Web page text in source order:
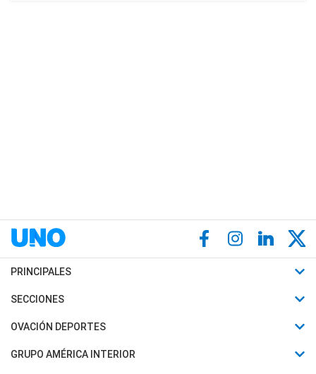
PRINCIPALES
Últimas Noticias
Política
SECCIONES
Horóscopo
Motores
OVACIÓN DEPORTES
Fútbol
GRUPO AMÉRICA INTERIOR